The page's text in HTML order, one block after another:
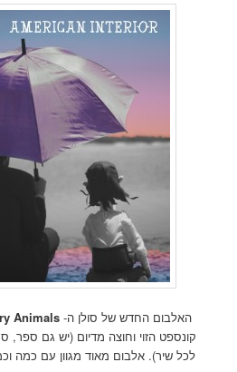
האלבום החדש של סולן ה- Animals
קונספט הזוי וחוצה מדיום (יש גם ספר,
לכל שיר). אלבום מאוד מגוון עם כמה